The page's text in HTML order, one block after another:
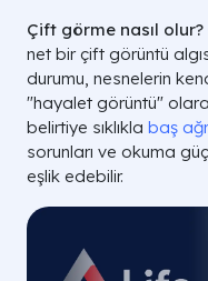
Çift görme nasıl olur?
net bir çift görüntü
durumu, nesnelerin
"hayalet görüntü"
belirtiye sıklıkla baş
sorunları ve okuma
eşlik edebilir.